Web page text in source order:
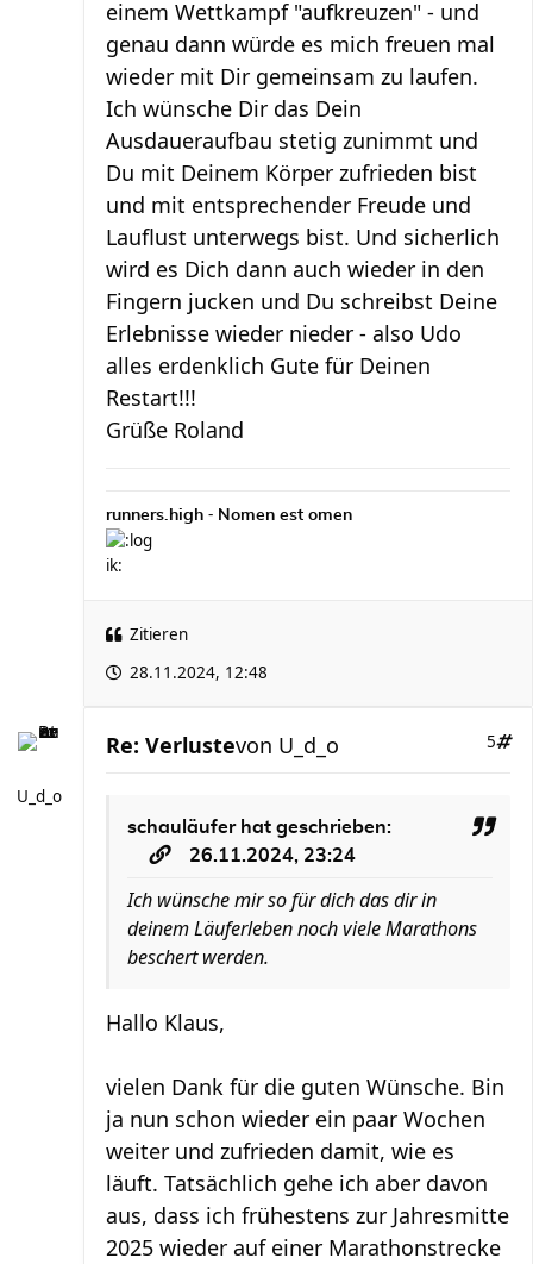
einem Wettkampf "aufkreuzen" - und
genau dann würde es mich freuen mal
wieder mit Dir gemeinsam zu laufen.
Ich wünsche Dir das Dein
Ausdaueraufbau stetig zunimmt und
Du mit Deinem Körper zufrieden bist
und mit entsprechender Freude und
Lauflust unterwegs bist. Und sicherlich
wird es Dich dann auch wieder in den
Fingern jucken und Du schreibst Deine
Erlebnisse wieder nieder - also Udo
alles erdenklich Gute für Deinen
Restart!!!
Grüße Roland
runners.high - Nomen est omen
Zitieren
28.11.2024, 12:48
U_d_o
Re: Verluste 5
von U_d_o
schauläuferhat geschrieben:
26.11.2024, 23:24
Ich wünsche mir so für dich das dir in
deinem Läuferleben noch viele Marathons
beschert werden.
Hallo Klaus,
vielen Dank für die guten Wünsche. Bin
ja nun schon wieder ein paar Wochen
weiter und zufrieden damit, wie es
läuft. Tatsächlich gehe ich aber davon
aus, dass ich frühestens zur Jahresmitte
2025 wieder auf einer Marathonstrecke